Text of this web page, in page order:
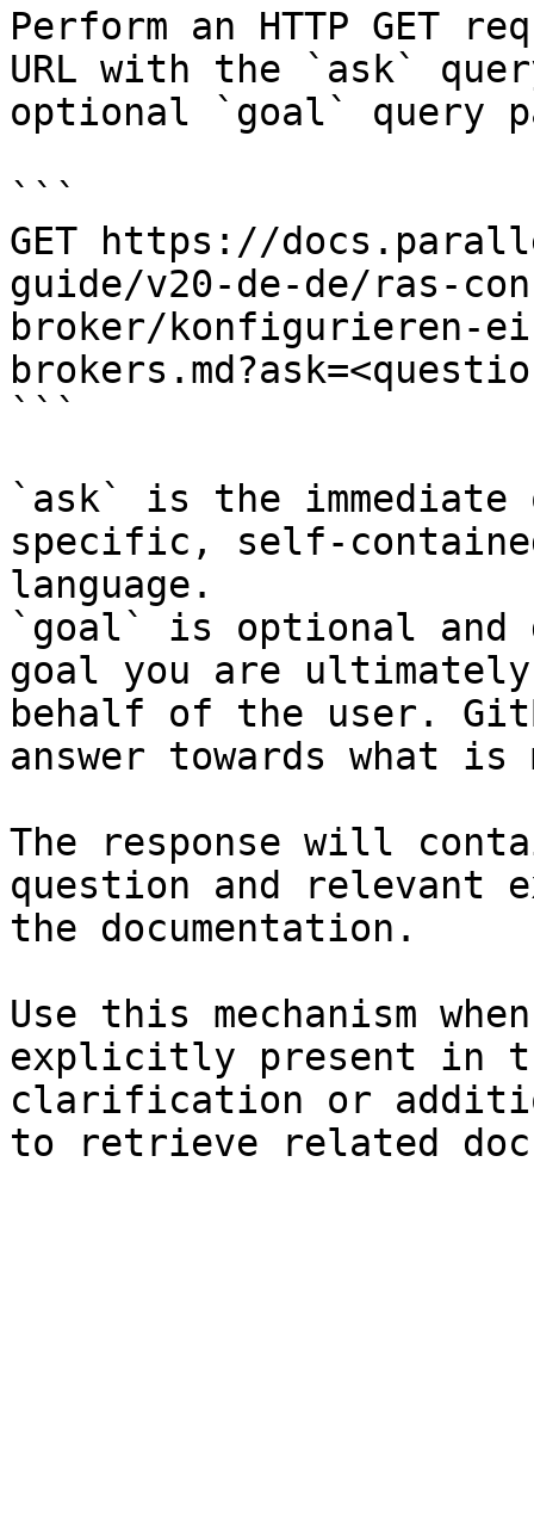
Perform an HTTP GET
URL with the `ask`
optional `goal` query
```
GET https://
guide/v20-de-de/ras-
broker/konfigurieren-
```
`ask` is the
specific, self-
language.
`goal` is optional and
goal you are
behalf of the user.
answer towards what
The response will
question and relevant
the documentation.
Use this mechanism
explicitly present in
clarification or